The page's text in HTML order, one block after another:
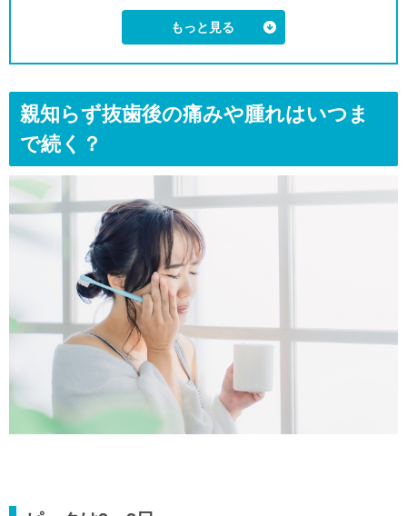
親知らず抜歯後の痛みを和らげる7つの方法
①痛み止めを服用する
②柔らかい食べ物を食べる
④患部は触らない
⑤入浴は控える
まとめ
親知らず抜歯後の痛みや腫れはいつま
で続く？